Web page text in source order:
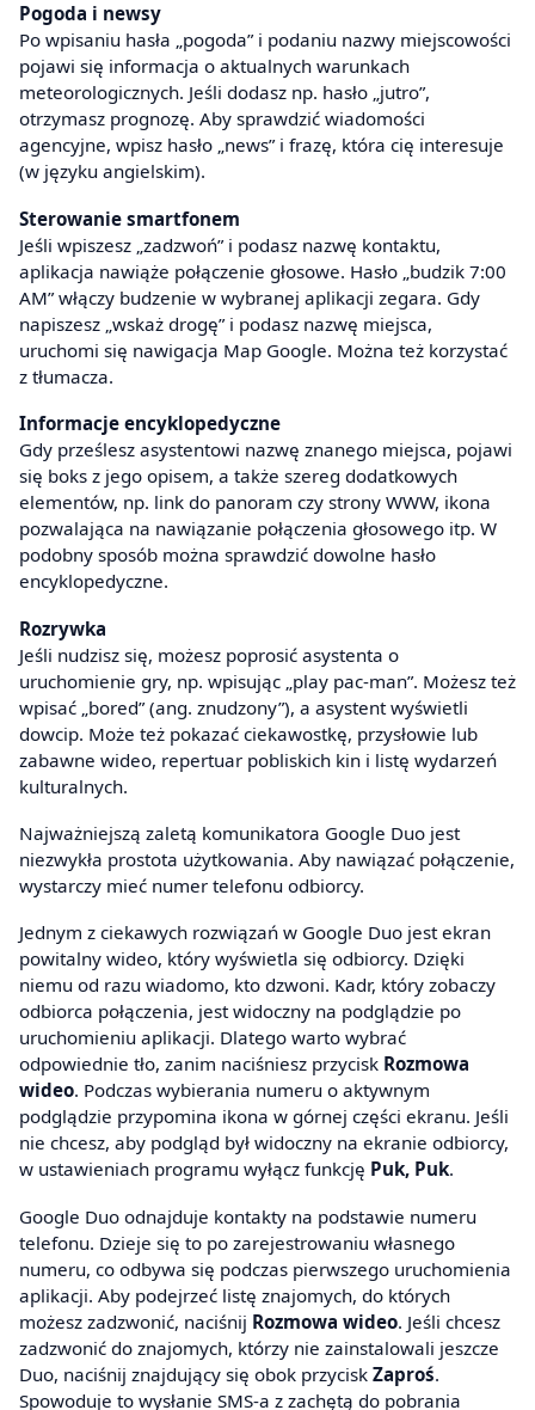
Pogoda i newsy
Po wpisaniu hasła „pogoda” i podaniu nazwy miejscowości
pojawi się informacja o aktualnych warunkach
meteorologicznych. Jeśli dodasz np. hasło „jutro”,
otrzymasz prognozę. Aby sprawdzić wiadomości
agencyjne, wpisz hasło „news” i frazę, która cię interesuje
(w języku angielskim).
Sterowanie smartfonem
Jeśli wpiszesz „zadzwoń” i podasz nazwę kontaktu,
aplikacja nawiąże połączenie głosowe. Hasło „budzik 7:00
AM” włączy budzenie w wybranej aplikacji zegara. Gdy
napiszesz „wskaż drogę” i podasz nazwę miejsca,
uruchomi się nawigacja Map Google. Można też korzystać
z tłumacza.
Informacje encyklopedyczne
Gdy prześlesz asystentowi nazwę znanego miejsca, pojawi
się boks z jego opisem, a także szereg dodatkowych
elementów, np. link do panoram czy strony WWW, ikona
pozwalająca na nawiązanie połączenia głosowego itp. W
podobny sposób można sprawdzić dowolne hasło
encyklopedyczne.
Rozrywka
Jeśli nudzisz się, możesz poprosić asystenta o
uruchomienie gry, np. wpisując „play pac-man”. Możesz też
wpisać „bored” (ang. znudzony”), a asystent wyświetli
dowcip. Może też pokazać ciekawostkę, przysłowie lub
zabawne wideo, repertuar pobliskich kin i listę wydarzeń
kulturalnych.
Najważniejszą zaletą komunikatora Google Duo jest
niezwykła prostota użytkowania. Aby nawiązać połączenie,
wystarczy mieć numer telefonu odbiorcy.
Jednym z ciekawych rozwiązań w Google Duo jest ekran
powitalny wideo, który wyświetla się odbiorcy. Dzięki
niemu od razu wiadomo, kto dzwoni. Kadr, który zobaczy
odbiorca połączenia, jest widoczny na podglądzie po
uruchomieniu aplikacji. Dlatego warto wybrać
odpowiednie tło, zanim naciśniesz przycisk Rozmowa
wideo. Podczas wybierania numeru o aktywnym
podglądzie przypomina ikona w górnej części ekranu. Jeśli
nie chcesz, aby podgląd był widoczny na ekranie odbiorcy,
w ustawieniach programu wyłącz funkcję Puk, Puk.
Google Duo odnajduje kontakty na podstawie numeru
telefonu. Dzieje się to po zarejestrowaniu własnego
numeru, co odbywa się podczas pierwszego uruchomienia
aplikacji. Aby podejrzeć listę znajomych, do których
możesz zadzwonić, naciśnij Rozmowa wideo. Jeśli chcesz
zadzwonić do znajomych, którzy nie zainstalowali jeszcze
Duo, naciśnij znajdujący się obok przycisk Zaproś.
Spowoduje to wysłanie SMS-a z zachętą do pobrania